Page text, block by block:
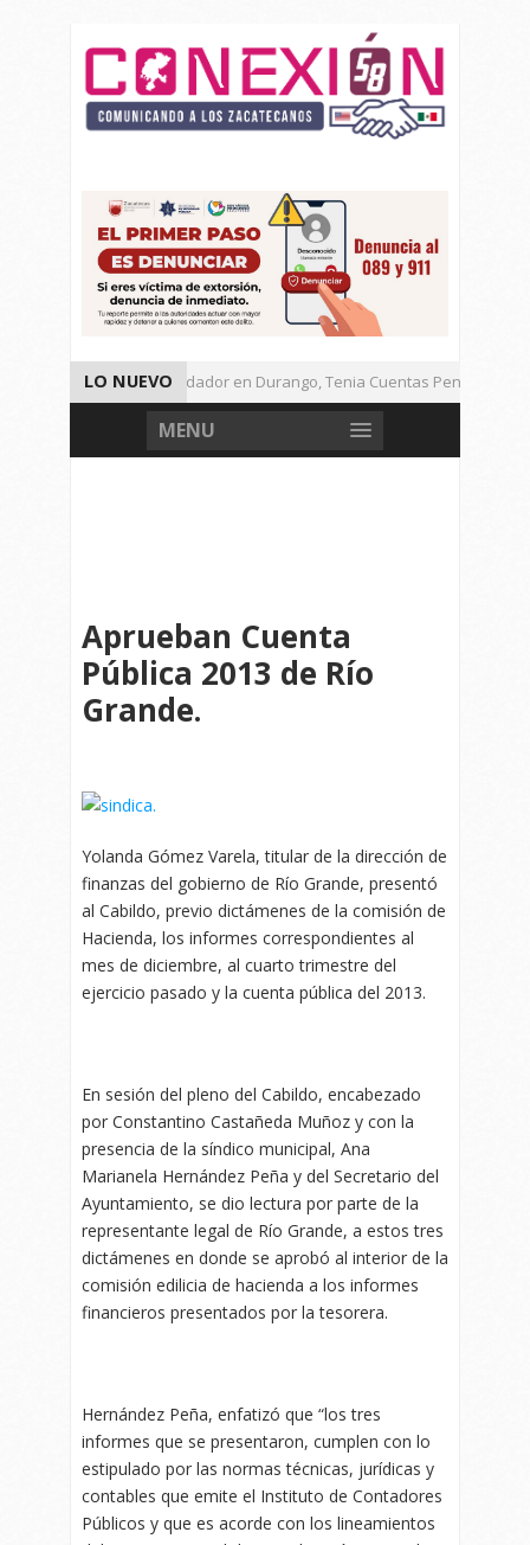
LO NUEVO
Detienen a Defraudador en Durango, Tenia Cuentas Pendientes en
Presenta Presidenta Sheinbaum, 10 Acciones Para Explotación de
MENU
Aprueban Cuenta
Pública 2013 de Río
Grande.
Yolanda Gómez Varela, titular de la dirección de
finanzas del gobierno de Río Grande, presentó
al Cabildo, previo dictámenes de la comisión de
Hacienda, los informes correspondientes al
mes de diciembre, al cuarto trimestre del
ejercicio pasado y la cuenta pública del 2013.
En sesión del pleno del Cabildo, encabezado
por Constantino Castañeda Muñoz y con la
presencia de la síndico municipal, Ana
Marianela Hernández Peña y del Secretario del
Ayuntamiento, se dio lectura por parte de la
representante legal de Río Grande, a estos tres
dictámenes en donde se aprobó al interior de la
comisión edilicia de hacienda a los informes
financieros presentados por la tesorera.
Hernández Peña, enfatizó que “los tres
informes que se presentaron, cumplen con lo
estipulado por las normas técnicas, jurídicas y
contables que emite el Instituto de Contadores
Públicos y que es acorde con los lineamientos